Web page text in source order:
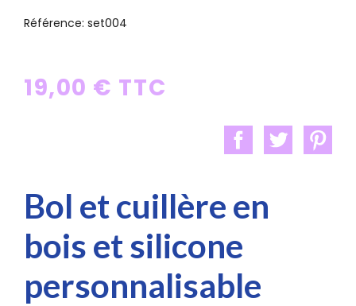
Référence: set004
19,00 € TTC
Bol et cuillère en
bois et silicone
personnalisable